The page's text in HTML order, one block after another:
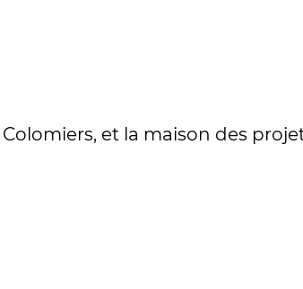
et la maison des